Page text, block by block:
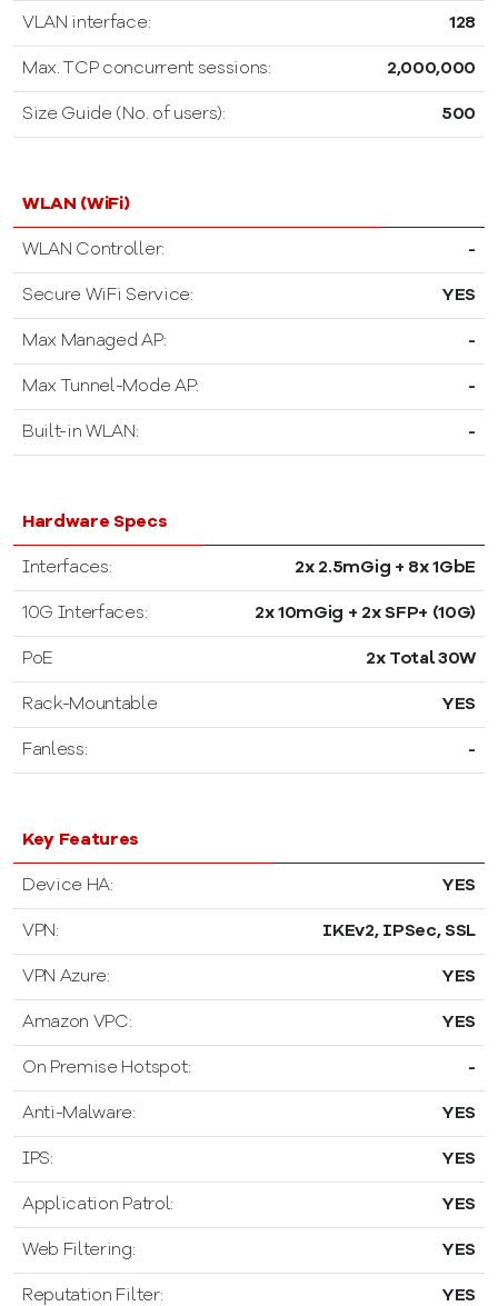
VLAN interface: 128
Max. TCP concurrent sessions: 2,000,000
Size Guide (No. of users): 500
WLAN (WiFi)
WLAN Controller: -
Secure WiFi Service: YES
Max Managed AP: -
Max Tunnel-Mode AP: -
Built-in WLAN: -
Hardware Specs
Interfaces: 2x 2.5mGig + 8x 1GbE
10G Interfaces: 2x 10mGig + 2x SFP+ (10G)
PoE 2x Total 30W
Rack-Mountable YES
Fanless: -
Key Features
Device HA: YES
VPN: IKEv2, IPSec, SSL
VPN Azure: YES
Amazon VPC: YES
On Premise Hotspot: -
Anti-Malware: YES
IPS: YES
Application Patrol: YES
Web Filtering: YES
Reputation Filter: YES